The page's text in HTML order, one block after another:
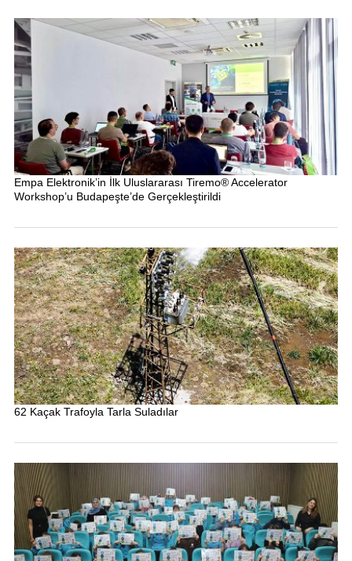
Empa Elektronik’in İlk Uluslararası Tiremo® Accelerator
Workshop’u Budapeşte’de Gerçekleştirildi
62 Kaçak Trafoyla Tarla Suladılar